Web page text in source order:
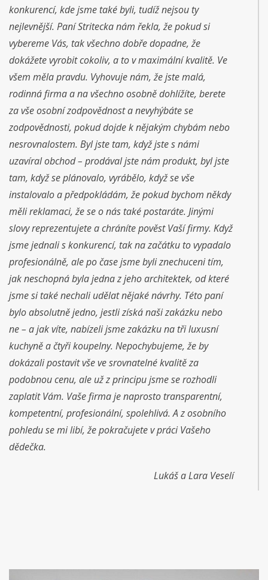
konkurencí, kde jsme také byli, tudíž nejsou ty
nejlevnější. Paní Stritecka nám řekla, že pokud si
vybereme Vás, tak všechno dobře dopadne, že
dokážete vyrobit cokoliv, a to v maximální kvalitě. Ve
všem měla pravdu. Vyhovuje nám, že jste malá,
rodinná firma a na všechno osobně dohlížíte, berete
za vše osobní zodpovědnost a nevyhýbáte se
zodpovědnosti, pokud dojde k nějakým chybám nebo
nesrovnalostem. Byl jste tam, když jste s námi
uzavíral obchod – prodával jste nám produkt, byl jste
tam, když se plánovalo, vyrábělo, když se vše
instalovalo a předpokládám, že pokud bychom někdy
měli reklamaci, že se o nás také postaráte. Jinými
slovy reprezentujete a chráníte pověst Vaší firmy. Když
jsme jednali s konkurencí, tak na začátku to vypadalo
profesionálně, ale po čase jsme byli znechuceni tím,
jak neschopná byla jedna z jeho architektek, od které
jsme si také nechali udělat nějaké návrhy. Této paní
bylo absolutně jedno, jestli získá naši zakázku nebo
ne – a jak víte, nabízeli jsme zakázku na tři luxusní
kuchyně a čtyři koupelny. Nepochybujeme, že by
dokázali postavit vše ve srovnatelné kvalitě za
podobnou cenu, ale už z principu jsme se rozhodli
zaplatit Vám. Vaše firma je naprosto transparentní,
kompetentní, profesionální, spolehlivá. A z osobního
pohledu se mi libí, že pokračujete v práci Vašeho
dědečka.
Lukáš a Lara Veselí